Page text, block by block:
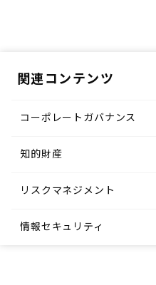
関連コンテンツ
コーポレートガバナンス
知的財産
リスクマネジメント
情報セキュリティ